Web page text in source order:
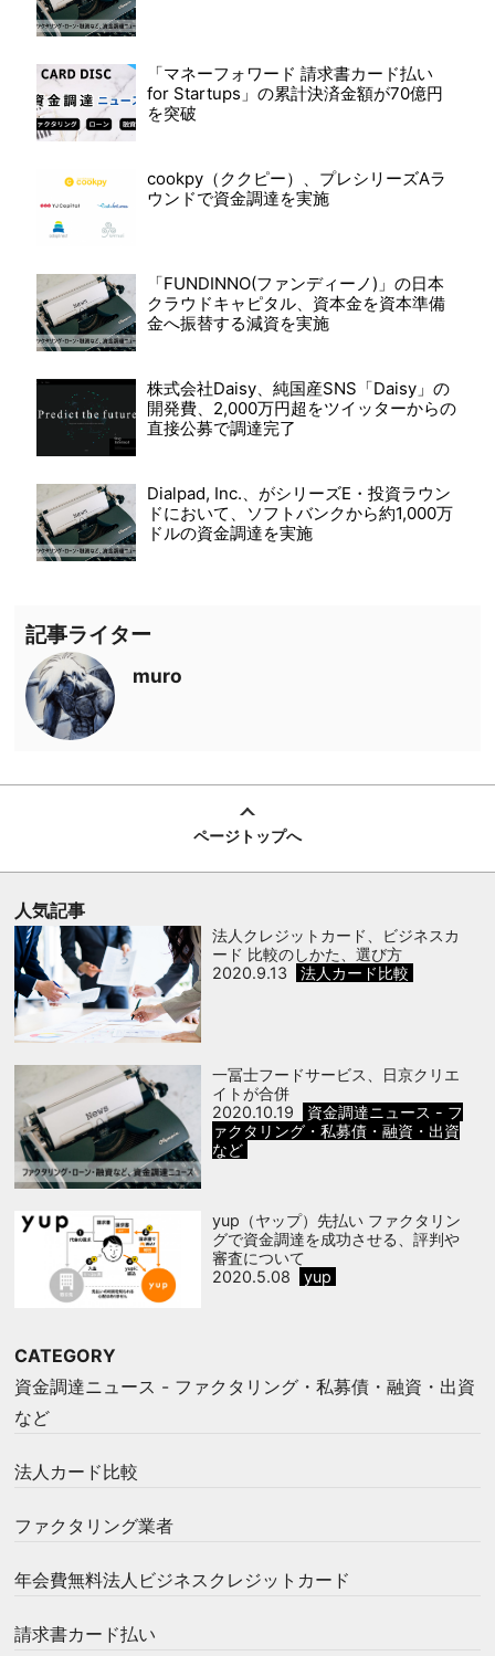
「マネーフォワード 請求書カード払い
for Startups」の累計決済金額が70億円
を突破
cookpy（ククピー）、プレシリーズAラ
ウンドで資金調達を実施
「FUNDINNO(ファンディーノ)」の日本
クラウドキャピタル、資本金を資本準備
金へ振替する減資を実施
株式会社Daisy、純国産SNS「Daisy」の
開発費、2,000万円超をツイッターからの
直接公募で調達完了
Dialpad, Inc.、がシリーズE・投資ラウン
ドにおいて、ソフトバンクから約1,000万
ドルの資金調達を実施
記事ライター
muro
ページトップへ
人気記事
法人クレジットカード、ビジネスカ
ード 比較のしかた、選び方
2020.9.13
法人カード比較
一冨士フードサービス、日京クリエ
イトが合併
2020.10.19
資金調達ニュース - フ
ァクタリング・私募債・融資・出資
など
yup（ヤップ）先払い ファクタリン
グで資金調達を成功させる、評判や
審査について
2020.5.08
yup
CATEGORY
資金調達ニュース - ファクタリング・私募債・融資・出資
など
法人カード比較
ファクタリング業者
年会費無料法人ビジネスクレジットカード
請求書カード払い